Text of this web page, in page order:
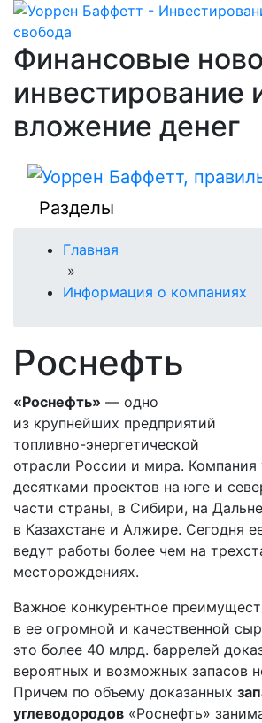
Финансовые
инвестирование
вложение денег
Разделы
Главная
»
Информация о компаниях
Роснефть
«Роснефть» — одно
из крупнейших предприятий
топливно-энергетической
отрасли России и мира. Компания
десятками проектов на юге и
части страны, в Сибири, на
в Казахстане и Алжире. Сегодня
ведут работы более чем на
месторождениях.
Важное конкурентное
в ее огромной и качественной
это более 40 млрд. баррелей
вероятных и возможных запасов
Причем по объему доказанных
углеводородов «Роснефть»